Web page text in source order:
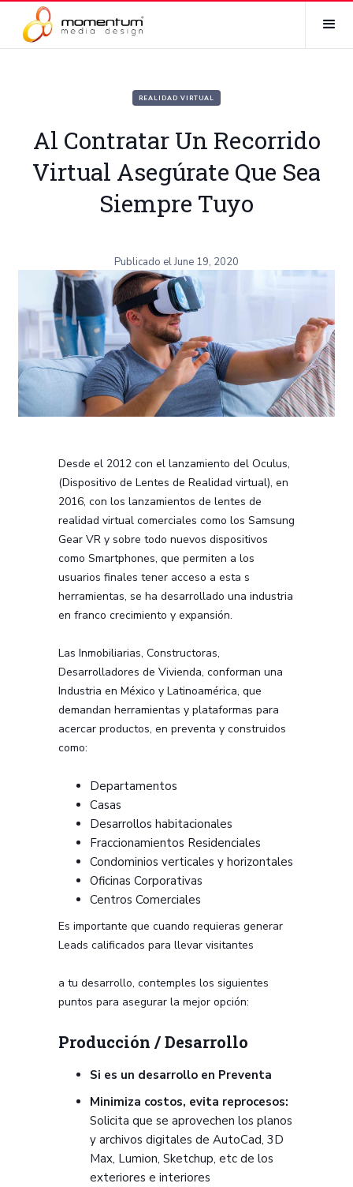
REALIDAD VIRTUAL
Al Contratar Un Recorrido
Virtual Asegúrate Que Sea
Siempre Tuyo
Publicado elJune 19, 2020
Desde el 2012 con el lanzamiento del Oculus,
(Dispositivo de Lentes de Realidad virtual), en
2016, con los lanzamientos de lentes de
realidad virtual comerciales como los Samsung
Gear VR y sobre todo nuevos dispositivos
como Smartphones, que permiten a los
usuarios finales tener acceso a esta s
herramientas, se ha desarrollado una industria
en franco crecimiento y expansión.
Las Inmobiliarias, Constructoras,
Desarrolladores de Vivienda, conforman una
Industria en México y Latinoamérica, que
demandan herramientas y plataformas para
acercar productos, en preventa y construidos
como:
Departamentos
Casas
Desarrollos habitacionales
Fraccionamientos Residenciales
Condominios verticales y horizontales
Oficinas Corporativas
Centros Comerciales
Es importante que cuando requieras generar
Leads calificados para llevar visitantes
a tu desarrollo, contemples los siguientes
puntos para asegurar la mejor opción:
Producción / Desarrollo
Si es un desarrollo en Preventa
Minimiza costos, evita reprocesos:
Solicita que se aprovechen los planos
y archivos digitales de AutoCad, 3D
Max, Lumion, Sketchup, etc de los
exteriores e interiores